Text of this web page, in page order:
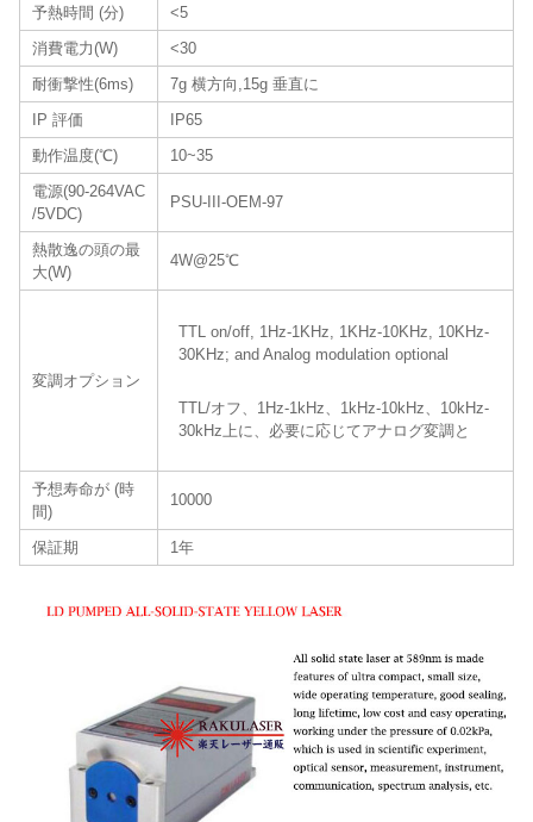
予熱時間 (分)
<5
消費電力(W)
<30
耐衝撃性(6ms)
7g 横方向,15g 垂直に
IP 評価
IP65
動作温度(℃)
10~35
電源(90-264VAC
/5VDC)
PSU-III-OEM-97
熱散逸の頭の最
大(W)
4W@25℃
変調オプション
TTL on/off, 1Hz-1KHz, 1KHz-10KHz, 10KHz-
30KHz; and Analog modulation optional
TTL/オフ、1Hz-1kHz、1kHz-10kHz、10kHz-
30kHz上に、必要に応じてアナログ変調と
予想寿命が (時
間)
10000
保証期 1年